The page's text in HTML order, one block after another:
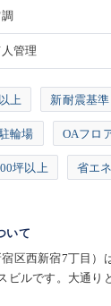
管理
上 新耐震基準
輪場 OAフロ
坪以上 省エ
いて
区西新宿7丁目）
ビルです。大通り